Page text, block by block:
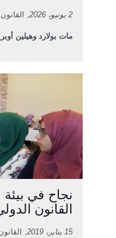
2 يونيو، 2026 ,
مات بولارد وهيلين
نجاح في
القانون
15 يناير، 2019 ,